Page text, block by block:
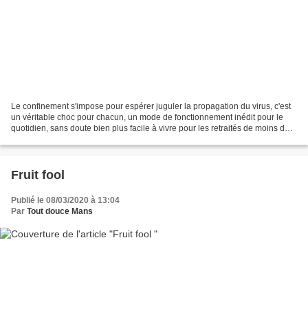
Le confinement s'impose pour espérer juguler la propagation du virus, c'est
un véritable choc pour chacun, un mode de fonctionnement inédit pour le
quotidien, sans doute bien plus facile à vivre pour les retraités de moins de
Fruit fool
Publié le 08/03/2020 à 13:04
Par Tout douce Mans